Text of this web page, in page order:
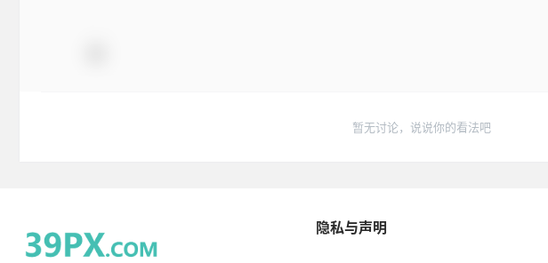
暂无讨论，说说你的看法吧
隐私与声明